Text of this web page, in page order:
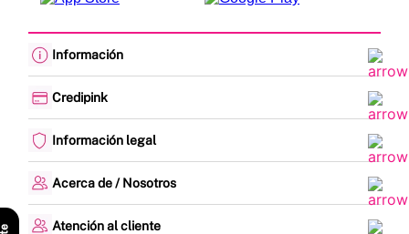
Información
Política de envíos
Centro de Ayuda
Preguntas frecuentes
Encuesta de Satisfacción
Credipink
Paga aquí tu Credi-Pink
Actualización de datos
Información legal
Política de tratamiento de datos personales
Acerca de / Nosotros
Nuestras tiendas
Atención al cliente